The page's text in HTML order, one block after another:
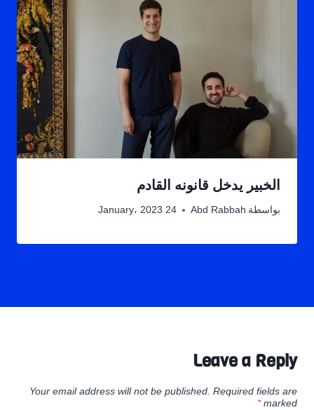
الخبير يدخل قانونه القادم
بواسطة Abd Rabbah 24 January، 2023
Leave a Reply
Your email address will not be published. Required fields are
marked
*